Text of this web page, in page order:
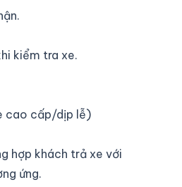
kiểm tra xe.
cao cấp/dịp lễ)
hợp khách trả xe với
ứng.